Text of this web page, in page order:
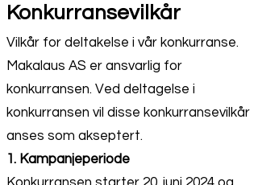
Konkurransevilkår
Vilkår for deltakelse i vår konkurranse.
Makalaus AS er ansvarlig for
konkurransen. Ved deltagelse i
konkurransen vil disse konkurransevilkår
anses som akseptert.
1. Kampanjeperiode